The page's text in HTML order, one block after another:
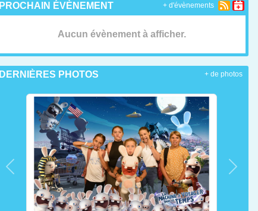
PROCHAIN ÉVÈNEMENT
Aucun évènement à afficher.
+ d'évènements
DERNIÈRES PHOTOS
Précedent
+ de photos